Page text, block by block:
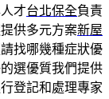
才台北保全負責
供多元方案新屋
找哪幾種症狀優
選優質我們提供
登記和處理專家